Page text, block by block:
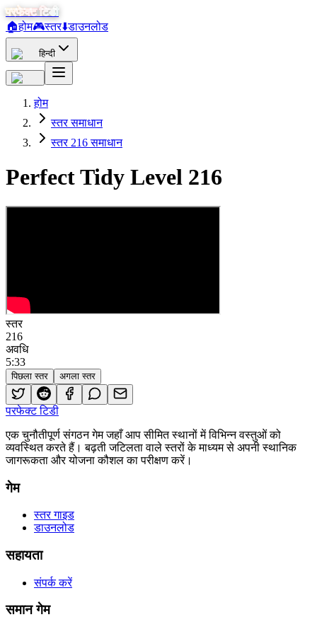
परफेक्ट टिडी
🏠होम🎮स्तर⬇️डाउनलोड
हिन्दी
होम
स्तर समाधान
स्तर 216 समाधान
Perfect Tidy Level 216
स्तर
216
अवधि
5:33
पिछला स्तर अगला स्तर
परफेक्ट टिडी
एक चुनौतीपूर्ण संगठन गेम जहाँ आप सीमित स्थानों में विभिन्न वस्तुओं को
व्यवस्थित करते हैं। बढ़ती जटिलता वाले स्तरों के माध्यम से अपनी स्थानिक
जागरूकता और योजना कौशल का परीक्षण करें।
गेम
स्तर गाइड
डाउनलोड
सहायता
संपर्क करें
समान गेम